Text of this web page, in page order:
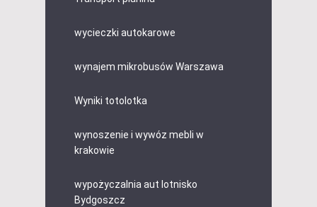
wycieczki autokarowe
wynajem mikrobusów Warszawa
Wyniki totolotka
wynoszenie i wywóz mebli w
krakowie
wypożyczalnia aut lotnisko
Bydgoszcz